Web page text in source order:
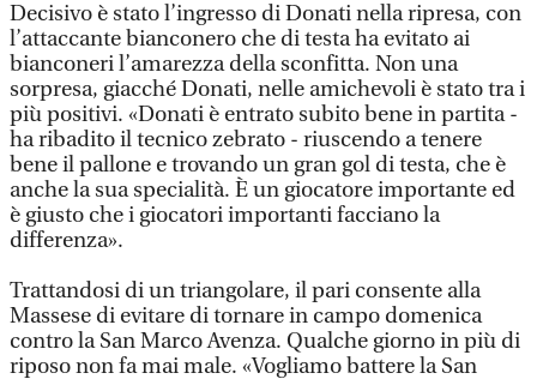
Decisivo è stato l’ingresso di Donati nella ripresa, con
l’attaccante bianconero che di testa ha evitato ai
bianconeri l’amarezza della sconfitta. Non una
sorpresa, giacché Donati, nelle amichevoli è stato tra i
più positivi. «Donati è entrato subito bene in partita -
ha ribadito il tecnico zebrato - riuscendo a tenere
bene il pallone e trovando un gran gol di testa, che è
anche la sua specialità. È un giocatore importante ed
è giusto che i giocatori importanti facciano la
differenza».
Trattandosi di un triangolare, il pari consente alla
Massese di evitare di tornare in campo domenica
contro la San Marco Avenza. Qualche giorno in più di
riposo non fa mai male. «Vogliamo battere la San